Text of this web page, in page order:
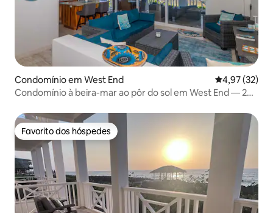
Condomínio em West End Classificação
4,97 (32)
Condomínio à beira-mar ao pôr do sol em West End — 2
Favorito dos hóspedes
Favorito dos hóspedes